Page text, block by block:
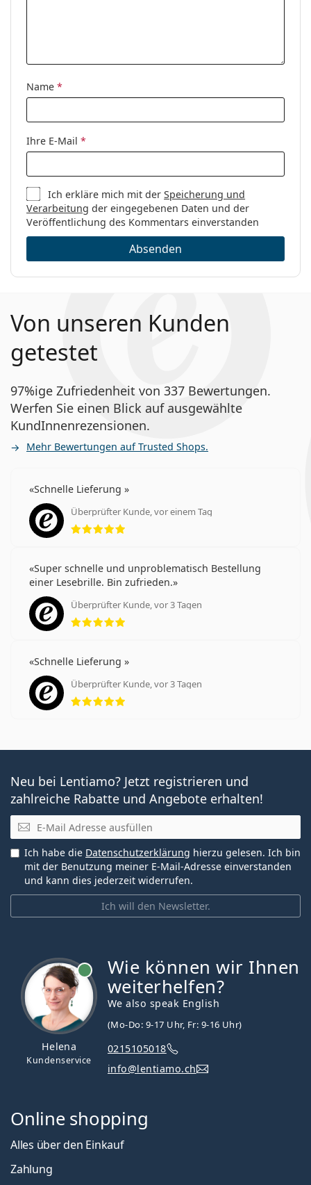
Kategorie:
Marke:
Marc Jacobs
Name *
Ihre E-Mail *
Ich erkläre mich mit derSpeicherung und
Verarbeitung der eingegebenen Daten und der
Veröffentlichung des Kommentars einverstanden
Absenden
Von unseren Kunden
getestet
97%ige Zufriedenheit von 337 Bewertungen.
Werfen Sie einen Blick auf ausgewählte
KundInnenrezensionen.
Mehr Bewertungen auf Trusted Shops.
Schnelle Lieferung
Überprüfter Kunde, vor einem Tag
Bewertung 5 aus 5
Super schnelle und unproblematisch Bestellung
einer Lesebrille. Bin zufrieden.
Überprüfter Kunde, vor 3 Tagen
Bewertung 5 aus 5
Schnelle Lieferung
Überprüfter Kunde, vor 3 Tagen
Bewertung 5 aus 5
Neu bei Lentiamo? Jetzt registrieren und
zahlreiche Rabatte und Angebote erhalten!
E-Mail
Ich will den Newsletter.
Ich habe die Datenschutzerklärung hierzu gelesen. Ich bin
mit der Benutzung meiner E-Mail-Adresse einverstanden
und kann dies jederzeit widerrufen.
Helena
Kundenservice
Wie können wir Ihnen
weiterhelfen?
We also speak English
(Mo-Do: 9-17 Uhr, Fr: 9-16 Uhr)
0215105018
info@lentiamo.ch
Online shopping
Alles über den Einkauf
Zahlung